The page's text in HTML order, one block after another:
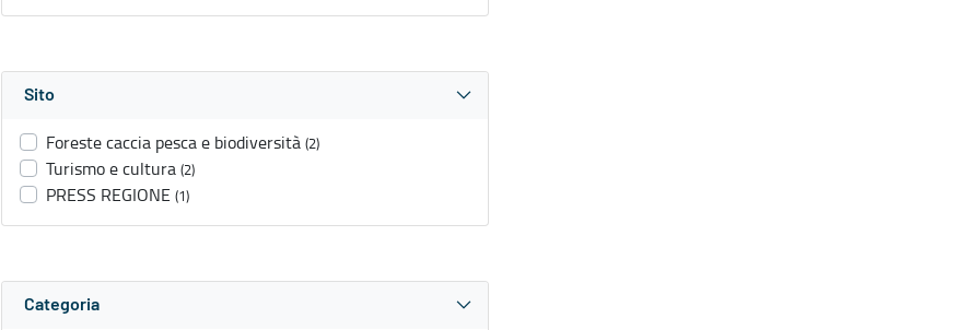
Sito
Foreste caccia pesca e biodiversità (2)
Turismo e cultura (2)
PRESS REGIONE (1)
Categoria